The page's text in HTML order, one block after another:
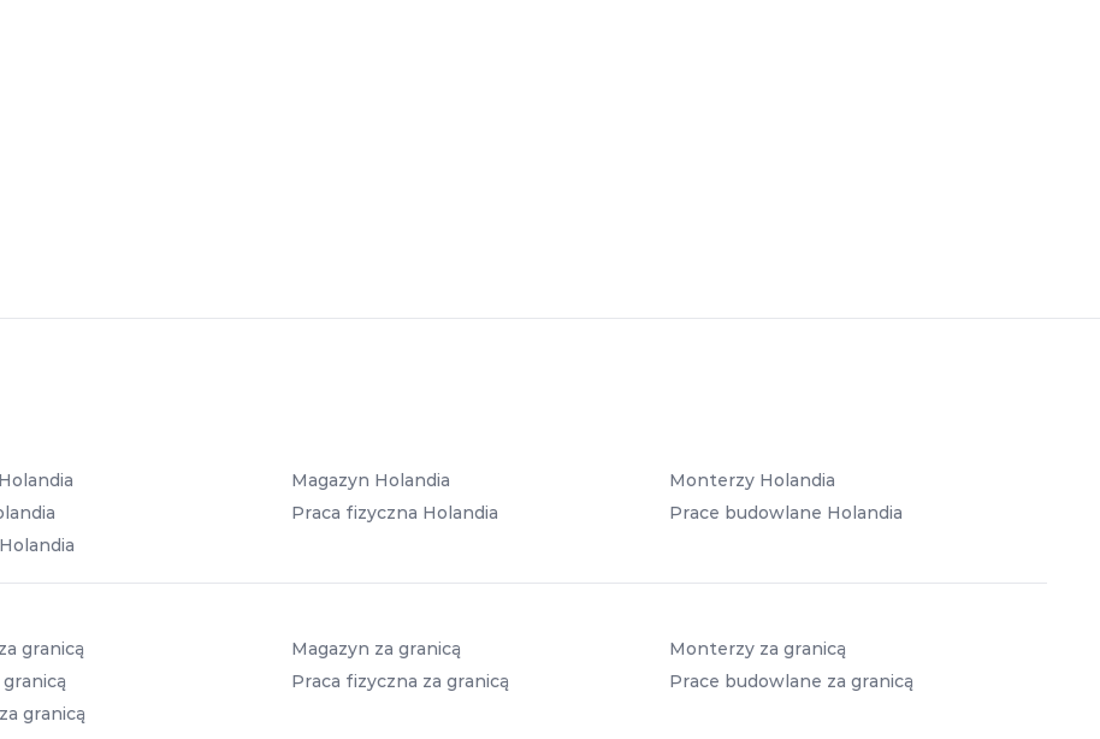
Magazyn Holandia
Monterzy Holandia
Praca fizyczna Holandia
Prace budowlane Holandia
granicą Magazyn za granicą
Monterzy za granicą
Praca fizyczna za granicą
Prace budowlane za granicą
granicą